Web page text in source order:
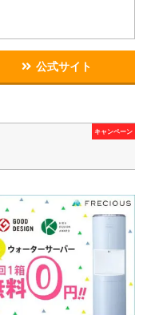
公式サイト
キャンペーン